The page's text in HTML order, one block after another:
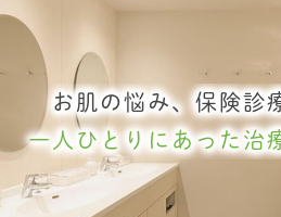
お肌の悩み、保険診
一人ひとりにあった治